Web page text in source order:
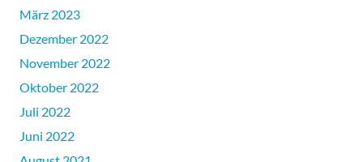
März 2023
Dezember 2022
November 2022
Oktober 2022
Juli 2022
Juni 2022